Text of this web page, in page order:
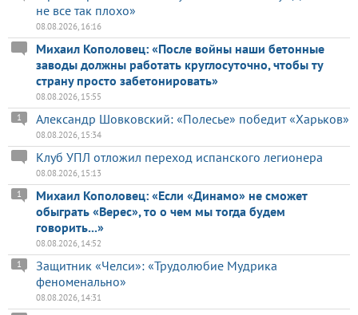
не все так плохо»
08.08.2026, 16:16
Михаил Кополовец: «После войны наши бетонные
заводы должны работать круглосуточно, чтобы ту
страну просто забетонировать»
08.08.2026, 15:55
Александр Шовковский: «Полесье» победит «Харьков»
1
08.08.2026, 15:34
Клуб УПЛ отложил переход испанского легионера
08.08.2026, 15:13
Михаил Кополовец: «Если «Динамо» не сможет
обыграть «Верес», то о чем мы тогда будем
говорить...»
1
08.08.2026, 14:52
Защитник «Челси»: «Трудолюбие Мудрика
феноменально»
1
08.08.2026, 14:31